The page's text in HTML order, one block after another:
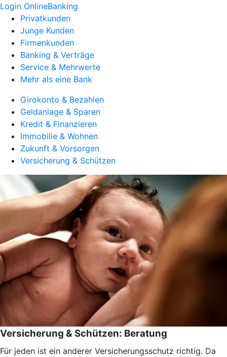
Login OnlineBanking
Privatkunden
Junge Kunden
Firmenkunden
Banking & Verträge
Service & Mehrwerte
Mehr als eine Bank
Girokonto & Bezahlen
Geldanlage & Sparen
Kredit & Finanzieren
Immobilie & Wohnen
Zukunft & Vorsorgen
Versicherung & Schützen
Versicherung & Schützen: Beratung
Für jeden ist ein anderer Versicherungsschutz richtig. Da